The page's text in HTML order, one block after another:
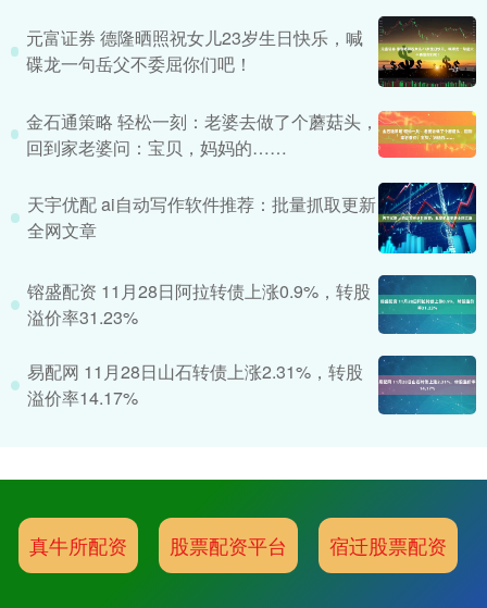
元富证券 德隆晒照祝女儿23岁生日快乐，喊
碟龙一句岳父不委屈你们吧！
金石通策略 轻松一刻：老婆去做了个蘑菇头，
回到家老婆问：宝贝，妈妈的……
天宇优配 ai自动写作软件推荐：批量抓取更新
全网文章
镕盛配资 11月28日阿拉转债上涨0.9%，转股
溢价率31.23%
易配网 11月28日山石转债上涨2.31%，转股
溢价率14.17%
真牛所配资 股票配资平台 宿迁股票配资